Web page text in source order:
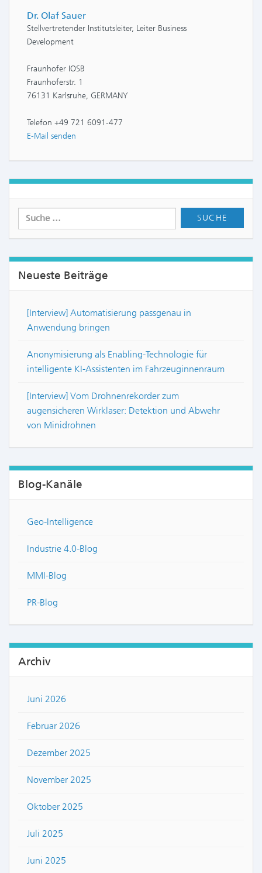
Dr. Olaf Sauer
Stellvertretender Institutsleiter, Leiter Business
Development
Fraunhofer IOSB
Fraunhoferstr. 1
76131 Karlsruhe, GERMANY
Telefon +49 721 6091-477
E-Mail senden
Neueste Beiträge
[Interview] Automatisierung passgenau in
Anwendung bringen
Anonymisierung als Enabling-Technologie für
intelligente KI-Assistenten im Fahrzeuginnenraum
[Interview] Vom Drohnenrekorder zum
augensicheren Wirklaser: Detektion und Abwehr
von Minidrohnen
Blog-Kanäle
Geo-Intelligence
Industrie 4.0-Blog
MMI-Blog
PR-Blog
Archiv
Juni 2026
Februar 2026
Dezember 2025
November 2025
Oktober 2025
Juli 2025
Juni 2025